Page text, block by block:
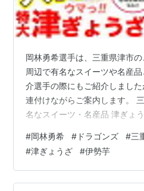
岡林勇希選手は、三重県津市
周辺で有名なスイーツや名産
介選手の際にもご紹介しまし
連付けながらご案内します。
名なスイーツ・名産品 津ぎょ
親しんでいたかもしれません。
90g 6ケ】 1セット ジャンボ餃
B級グルメ B-1グランプリ 送
オール 国産 特大！90g6ケ入
#岡林勇希 # ドラゴンズ #三
#津ぎょうざ #伊勢芋